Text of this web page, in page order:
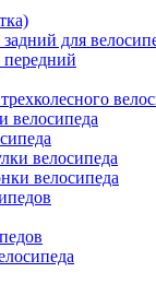
для
передний
велосипеда
велосипеда
велосипеда